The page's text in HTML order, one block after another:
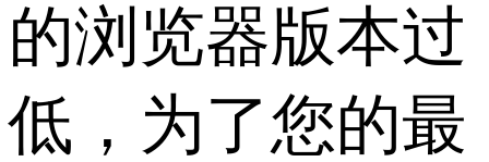
的浏览器版本过
低，为了您的最